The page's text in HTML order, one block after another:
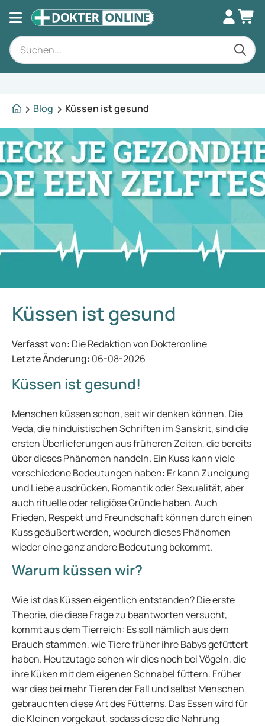
Blog
Küssen ist gesund
Küssen ist gesund
Verfasst von: Die Redaktion von Dokteronline
Letzte Änderung: 06-08-2026
Küssen ist gesund!
Menschen küssen schon, seit wir denken können. Die
Veda, die hinduistischen Schriften im Sanskrit, sind die
ersten Überlieferungen aus früheren Zeiten, die bereits
über dieses Phänomen handeln. Ein Kuss kann viele
verschiedene Bedeutungen haben: Er kann Zuneigung
und Liebe ausdrücken, Romantik oder Sexualität, aber
auch rituelle oder religiöse Gründe haben. Auch
Frieden, Respekt und Freundschaft können durch einen
Kuss geäußert werden, wodurch dieses Phänomen
wieder eine ganz andere Bedeutung bekommt.
Warum küssen wir?
Wie ist das Küssen eigentlich entstanden? Die erste
Theorie, die diese Frage zu beantworten versucht,
kommt aus dem Tierreich: Es soll nämlich aus dem
Brauch stammen, wie Tiere früher ihre Babys gefüttert
haben. Heutzutage sehen wir dies noch bei Vögeln, die
ihre Küken mit dem eigenen Schnabel füttern. Früher
war dies bei mehr Tieren der Fall und selbst Menschen
gebrauchten diese Art des Fütterns. Das Essen wird für
die Kleinen vorgekaut, sodass diese die Nahrung